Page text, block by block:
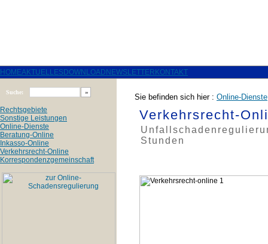
HOMEAKTUELLESDOWNLOAD NEWSLETTER KONTAKT
Suche:
Rechtsgebiete
Sonstige Leistungen
Online-Dienste
Beratung-Online
Inkasso-Online
Verkehrsrecht-Online
Korrespondenzgemeinschaft
Sie befinden sich hier : Online-Dienste
Verkehrsrecht-
Stunden